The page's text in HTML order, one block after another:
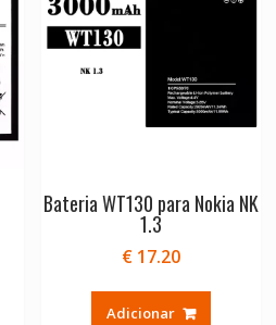
Bateria WT130 para Nokia NK
1.3
€ 17.20
Adicionar